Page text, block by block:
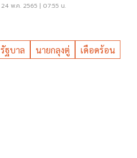
24 พ.ค. 2565 | 07:55 น.
รัฐบาล นายกลุงตู่ เดือดร้อน